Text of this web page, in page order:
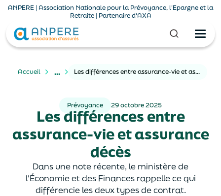
ANPERE | Association Nationale pour la Prévoyance, l'Epargne et la
Retraite | Partenaire d'AXA
Accueil ... Les différences entre assurance-vie et assurance décès
Prévoyance 29 octobre 2025
Les différences entre
assurance-vie et assurance
décès
Dans une note récente, le ministère de
l'Économie et des Finances rappelle ce qui
différencie les deux types de contrat.